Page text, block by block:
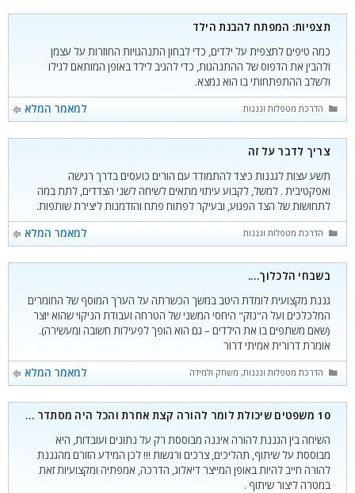
תצפיות: המפתח להבנת הילד
כמה טיפים לתצפית על ילדים, כדי לבחון התנהגויות החוזרות על עצמן
ולהבין את הדפוס של ההתנהגות, כדי להגיב לילד באופן המותאם לגילו
ולשלב ההתפתחותי בו הוא נמצא.
למאמר המלא
קטגוריות
הדרכת מטפלות וגננות
צריך לדבר על זה
תשע עצות לגננות כיצד להתמודד עם הורים כועסים בדרך רגישה
ואפקטיבית . למשל, לקבוע עיתוי מתאים לשיחה לשני הצדדים, לתת במה
לתחושות של הצד הפגוע, ובעיקר לפתוח פתח והזדמנות ליצירת שותפות.
למאמר המלא
קטגוריות
הדרכת מטפלות וגננות
בשבחי הלכלוך….
גננת מקצועית לומדת היטב במשך הכשרתה על הערך המוסף של החומרים
המלכלכים ועל ה"נזק" היחסי המשני של הטרחה ועבודת הניקוי שהוא יוצר
(שאם משתפים בו את הילדים – גם הוא הופך לפעילות חשובה ומעשירה).
אומרת דרורית אמיתי דרור
למאמר המלא
קטגוריות
הדרכת מטפלות וגננות, משחק ולמידה
10 משפטים שיכולת לומר להורה קצת אחרת והכל היה מסתדר …
השיחה בין הגננת להורה איננה מבוססת רק על נתונים ועובדות, היא
מבוססת על שיתוף, תהליכים, צרכים ורגשות !!! לכן המידע הזורם מהגננת
להורה חייב להיות באופן המייצר דיאלוג, הדרכה, אמפתיה ומקצועיות זאת
במטרה ליצור שיתוף .